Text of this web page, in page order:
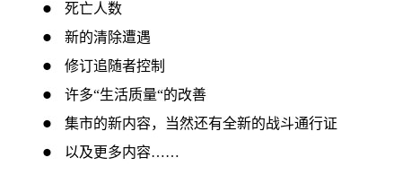
死亡人数
新的清除遭遇
修订追随者控制
许多“生活质量“的改善
集市的新内容，当然还有全新的战斗通行证
以及更多内容……